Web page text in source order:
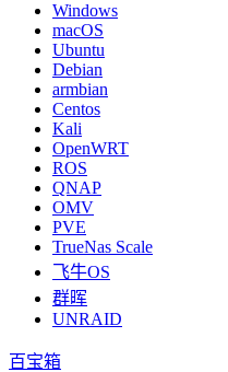
Windows
macOS
Ubuntu
Debian
armbian
Centos
Kali
OpenWRT
ROS
QNAP
OMV
PVE
TrueNas Scale
飞牛OS
群晖
UNRAID
百宝箱